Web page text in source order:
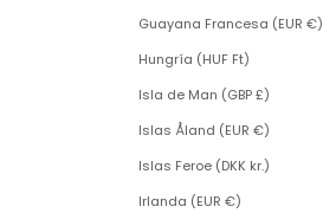
Guayana Francesa (EUR €)
Hungría (HUF Ft)
Isla de Man (GBP £)
Islas Åland (EUR €)
Islas Feroe (DKK kr.)
Irlanda (EUR €)